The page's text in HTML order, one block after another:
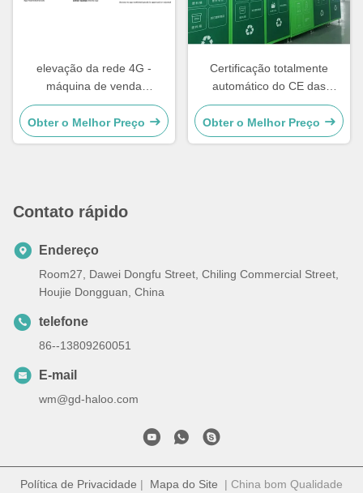
elevação da rede 4G -
máquina de venda
automática nova de Funtion
da tecnologia com 3 gavetas
10 canais
Obter o Melhor Preço
Certificação totalmente
automático do CE das
máquinas de venda
automática do lixo do ODM
com tela táctil
Obter o Melhor Preço
Contato rápido
Endereço
Room27, Dawei Dongfu Street, Chiling Commercial Street,
Houjie Dongguan, China
telefone
86--13809260051
E-mail
wm@gd-haloo.com
Política de Privacidade | Mapa do Site | China bom Qualidade